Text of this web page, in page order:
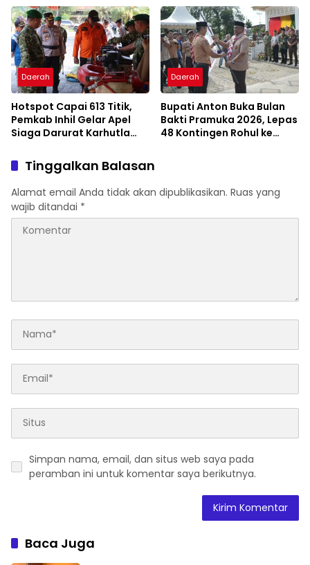
Kepastian Layanan
Daerah
Hotspot Capai 613 Titik,
Pemkab Inhil Gelar Apel
Siaga Darurat Karhutla
Daerah
Bupati Anton Buka Bulan
Bakti Pramuka 2026, Lepas
48 Kontingen Rohul ke
Tinggalkan Balasan
Alamat email Anda tidak akan dipublikasikan. Ruas yang
wajib ditandai *
Simpan nama, email, dan situs web saya pada
peramban ini untuk komentar saya berikutnya.
Baca Juga